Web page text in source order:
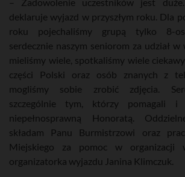
deklaruje wyjazd w przyszłym roku. Dla
roku pojechaliśmy grupą tylko 8-
serdecznie naszym seniorom za udział
mieliśmy wiele, spotkaliśmy wiele
części Polski oraz osób znanych z
mogliśmy sobie zrobić zdjęcia.
szczególnie tym, którzy pomagali i
niepełnosprawną Honoratą.
składam Panu Burmistrzowi oraz
Miejskiego za pomoc w organizacji
organizatorka wyjazdu Janina Klimczuk.